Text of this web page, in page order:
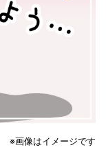
※画像はイメージです